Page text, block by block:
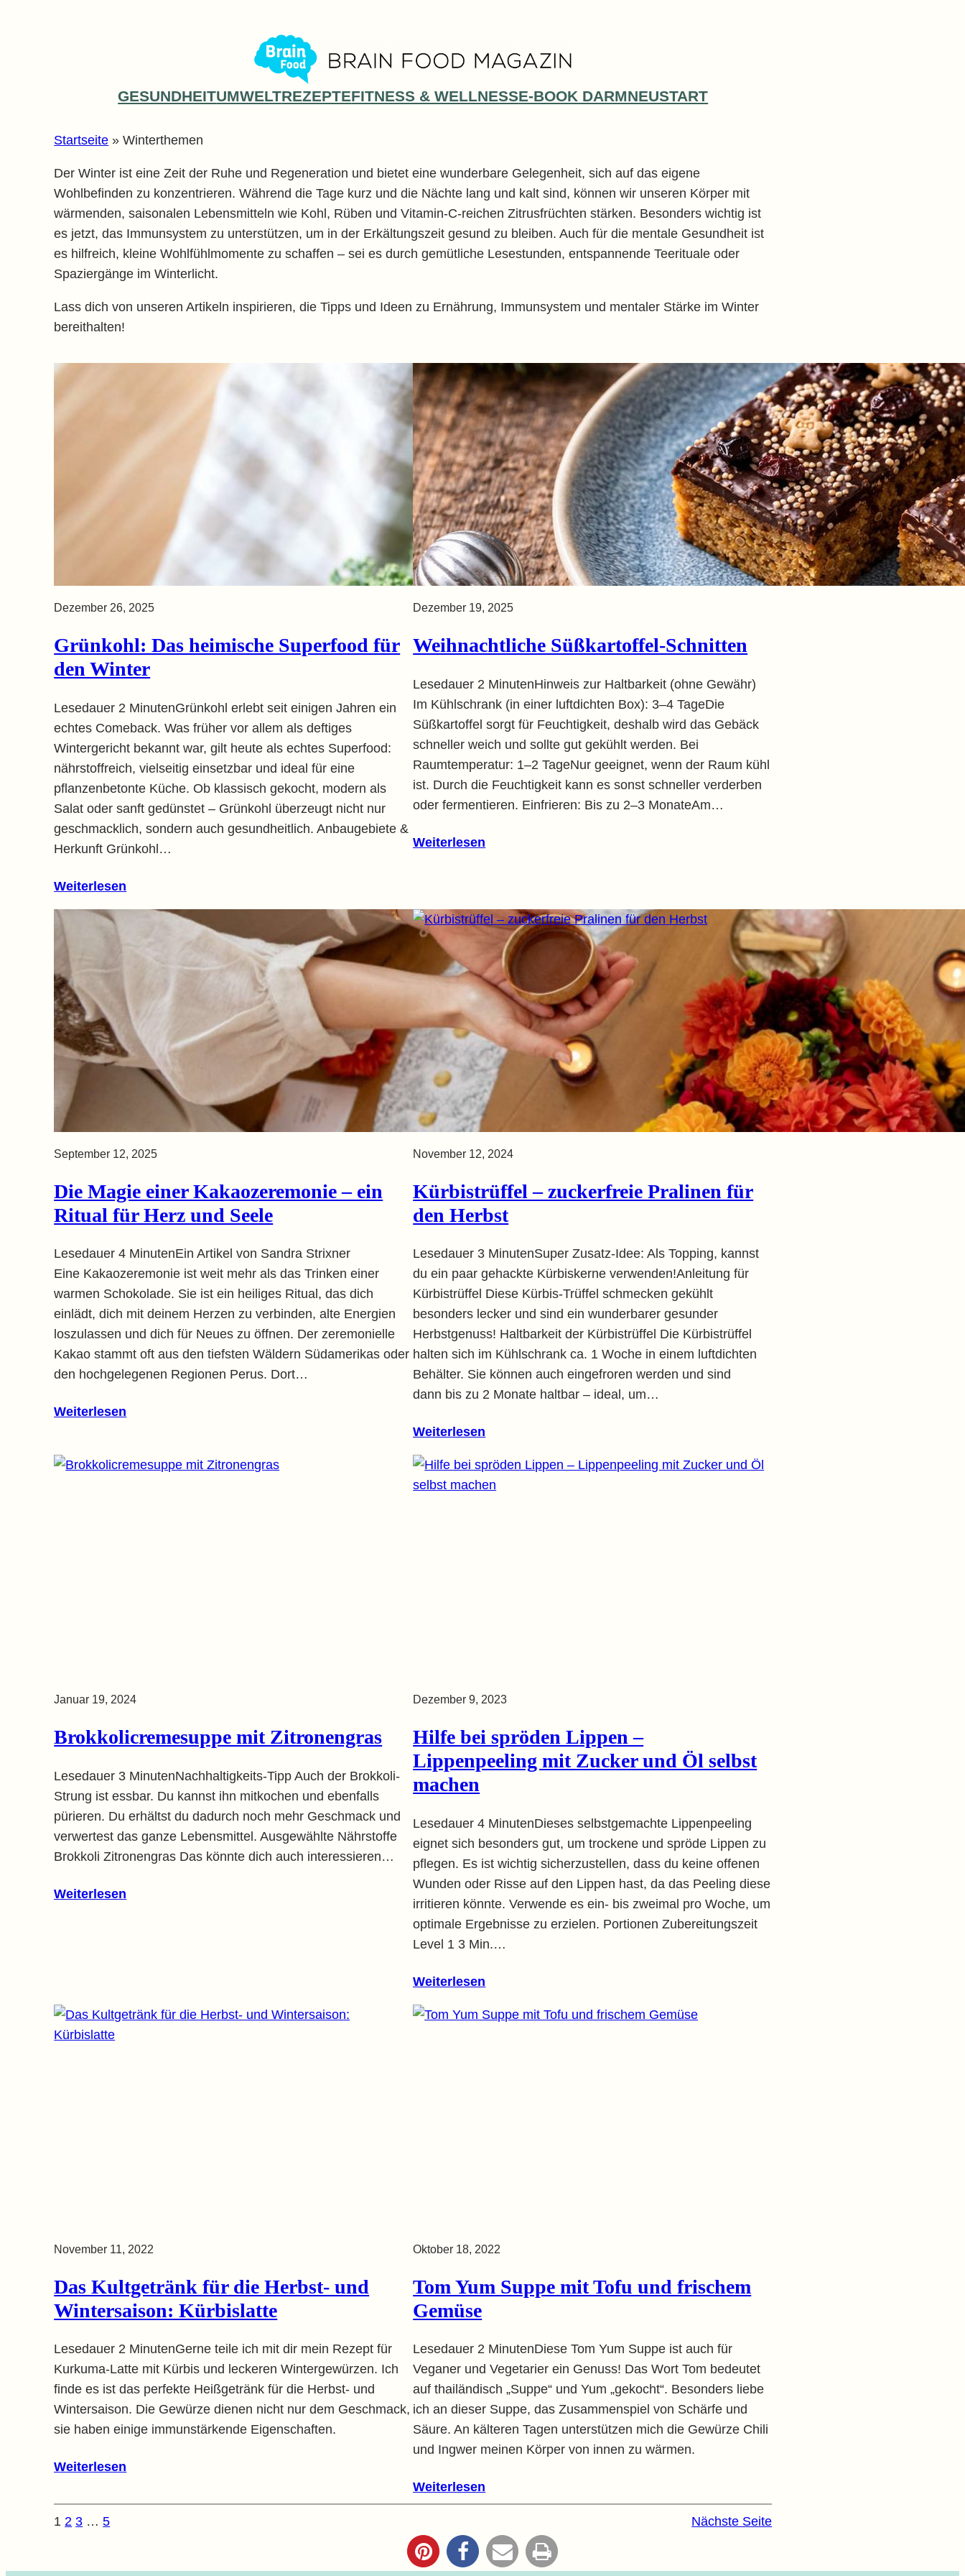
GESUNDHEITUMWELTREZEPTEFITNESS & WELLNESSE-BOOK DARMNEUSTART
Startseite »Winterthemen
Der Winter ist eine Zeit der Ruhe und Regeneration und bietet eine wunderbare Gelegenheit, sich auf das eigene
Wohlbefinden zu konzentrieren. Während die Tage kurz und die Nächte lang und kalt sind, können wir unseren Körper mit
wärmenden, saisonalen Lebensmitteln wie Kohl, Rüben und Vitamin-C-reichen Zitrusfrüchten stärken. Besonders wichtig ist
es jetzt, das Immunsystem zu unterstützen, um in der Erkältungszeit gesund zu bleiben. Auch für die mentale Gesundheit ist
es hilfreich, kleine Wohlfühlmomente zu schaffen – sei es durch gemütliche Lesestunden, entspannende Teerituale oder
Spaziergänge im Winterlicht.
Lass dich von unseren Artikeln inspirieren, die Tipps und Ideen zu Ernährung, Immunsystem und mentaler Stärke im Winter
bereithalten!
Dezember 26, 2025
Grünkohl: Das heimische Superfood für
den Winter
Lesedauer 2 MinutenGrünkohl erlebt seit einigen Jahren ein
echtes Comeback. Was früher vor allem als deftiges
Wintergericht bekannt war, gilt heute als echtes Superfood:
nährstoffreich, vielseitig einsetzbar und ideal für eine
pflanzenbetonte Küche. Ob klassisch gekocht, modern als
Salat oder sanft gedünstet – Grünkohl überzeugt nicht nur
geschmacklich, sondern auch gesundheitlich. Anbaugebiete &
Herkunft Grünkohl…
Weiterlesen
Dezember 19, 2025
Weihnachtliche Süßkartoffel-Schnitten
Lesedauer 2 MinutenHinweis zur Haltbarkeit (ohne Gewähr)
Im Kühlschrank (in einer luftdichten Box): 3–4 TageDie
Süßkartoffel sorgt für Feuchtigkeit, deshalb wird das Gebäck
schneller weich und sollte gut gekühlt werden. Bei
Raumtemperatur: 1–2 TageNur geeignet, wenn der Raum kühl
ist. Durch die Feuchtigkeit kann es sonst schneller verderben
oder fermentieren. Einfrieren: Bis zu 2–3 MonateAm…
Weiterlesen
September 12, 2025
Die Magie einer Kakaozeremonie – ein
Ritual für Herz und Seele
Lesedauer 4 MinutenEin Artikel von Sandra Strixner
Eine Kakaozeremonie ist weit mehr als das Trinken einer
warmen Schokolade. Sie ist ein heiliges Ritual, das dich
einlädt, dich mit deinem Herzen zu verbinden, alte Energien
loszulassen und dich für Neues zu öffnen. Der zeremonielle
Kakao stammt oft aus den tiefsten Wäldern Südamerikas oder
den hochgelegenen Regionen Perus. Dort…
Weiterlesen
November 12, 2024
Kürbistrüffel – zuckerfreie Pralinen für
den Herbst
Lesedauer 3 MinutenSuper Zusatz-Idee: Als Topping, kannst
du ein paar gehackte Kürbiskerne verwenden!Anleitung für
Kürbistrüffel Diese Kürbis-Trüffel schmecken gekühlt
besonders lecker und sind ein wunderbarer gesunder
Herbstgenuss! Haltbarkeit der Kürbistrüffel Die Kürbistrüffel
halten sich im Kühlschrank ca. 1 Woche in einem luftdichten
Behälter. Sie können auch eingefroren werden und sind
dann bis zu 2 Monate haltbar – ideal, um…
Weiterlesen
Januar 19, 2024
Brokkolicremesuppe mit Zitronengras
Lesedauer 3 MinutenNachhaltigkeits-Tipp Auch der Brokkoli-
Strung ist essbar. Du kannst ihn mitkochen und ebenfalls
pürieren. Du erhältst du dadurch noch mehr Geschmack und
verwertest das ganze Lebensmittel. Ausgewählte Nährstoffe
Brokkoli Zitronengras Das könnte dich auch interessieren…
Weiterlesen
Dezember 9, 2023
Hilfe bei spröden Lippen –
Lippenpeeling mit Zucker und Öl selbst
machen
Lesedauer 4 MinutenDieses selbstgemachte Lippenpeeling
eignet sich besonders gut, um trockene und spröde Lippen zu
pflegen. Es ist wichtig sicherzustellen, dass du keine offenen
Wunden oder Risse auf den Lippen hast, da das Peeling diese
irritieren könnte. Verwende es ein- bis zweimal pro Woche, um
optimale Ergebnisse zu erzielen. Portionen Zubereitungszeit
Level 1 3 Min.…
Weiterlesen
November 11, 2022
Das Kultgetränk für die Herbst- und
Wintersaison: Kürbislatte
Lesedauer 2 MinutenGerne teile ich mit dir mein Rezept für
Kurkuma-Latte mit Kürbis und leckeren Wintergewürzen. Ich
finde es ist das perfekte Heißgetränk für die Herbst- und
Wintersaison. Die Gewürze dienen nicht nur dem Geschmack,
sie haben einige immunstärkende Eigenschaften.
Weiterlesen
Oktober 18, 2022
Tom Yum Suppe mit Tofu und frischem
Gemüse
Lesedauer 2 MinutenDiese Tom Yum Suppe ist auch für
Veganer und Vegetarier ein Genuss! Das Wort Tom bedeutet
auf thailändisch „Suppe“ und Yum „gekocht“. Besonders liebe
ich an dieser Suppe, das Zusammenspiel von Schärfe und
Säure. An kälteren Tagen unterstützen mich die Gewürze Chili
und Ingwer meinen Körper von innen zu wärmen.
Weiterlesen
1 2 3 … 5 Nächste Seite